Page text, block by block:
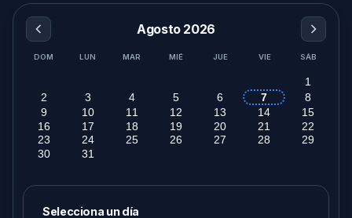
Agosto 2026
DOM LUN MAR MIÉ JUE VIE SÁB
1
2
3 4 5 6 7
8
9
10 11 12 13 14
15
16
17 18 19 20 21
22
23
24 25 26 27 28
29
30
31
Selecciona un día